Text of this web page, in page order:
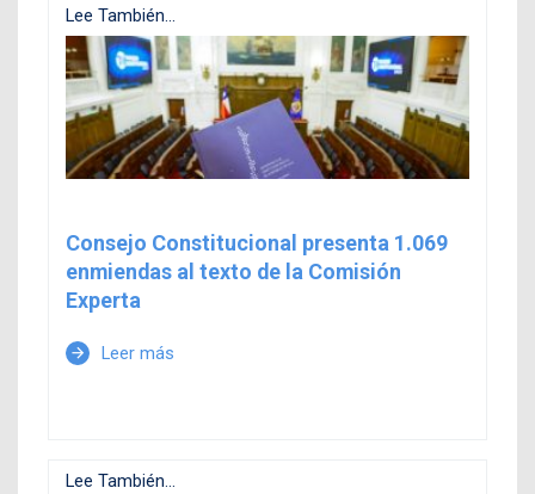
Lee También...
Consejo Constitucional presenta 1.069
enmiendas al texto de la Comisión
Experta
arrow_forward Leer más
Lee También...